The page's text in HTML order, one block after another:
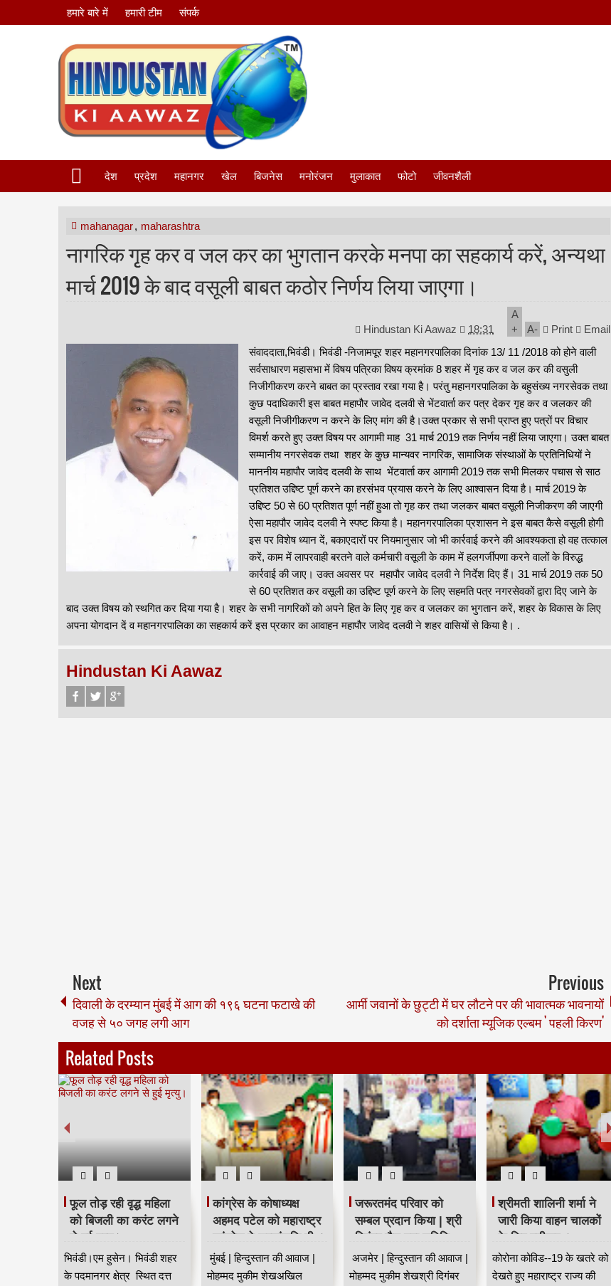
हमारे बारे में हमारी टीम संपर्क
देश प्रदेश महानगर खेल बिजनेस मनोरंजन मुलाकात फोटो जीवनशैली
mahanagar, maharashtra
नागरिक गृृह कर व जल कर का भुगतान करके मनपा का सहकार्य करें, अन्यथा
मार्च 2019 के बाद वसूली बाबत कठोर निर्णय लिया जाएगा।
Hindustan Ki Aawaz 18:31
A
+
A- Print
Email
संवाददाता,भिवंडी। भिवंडी -निजामपूर शहर महानगरपालिका दिनांक 13/ 11 /2018 को होने वाली
सर्वसाधारण महासभा में विषय पत्रिका विषय क्रमांक 8 शहर में गृह कर व जल कर की वसुली
निजीगीकरण करने बाबत का प्रस्ताव रखा गया है। परंतु महानगरपालिका के बहुसंख्य नगरसेवक तथा
कुछ पदाधिकारी इस बाबत महापौर जावेद दलवी से भेंटवार्ता कर पत्र देकर गृह कर व जलकर की
वसूली निजीगीकरण न करने के लिए मांग की है।उक्त प्रकार से सभी प्राप्त हुए पत्रों पर विचार
विमर्श करते हुए उक्त विषय पर आगामी माह 31 मार्च 2019 तक निर्णय नहीं लिया जाएगा। उक्त बाबत
सम्मानीय नगरसेवक तथा शहर के कुछ मान्यवर नागरिक, सामाजिक संस्थाओं के प्रतिनिधियों ने
माननीय महापौर जावेद दलवी के साथ भेंटवार्ता कर आगामी 2019 तक सभी मिलकर पचास से साठ
प्रतिशत उद्दिष्ट पूर्ण करने का हरसंभव प्रयास करने के लिए आश्वासन दिया है। मार्च 2019 के
उद्दिष्ट 50 से 60 प्रतिशत पूर्ण नहीं हुआ तो गृह कर तथा जलकर बाबत वसूली निजीकरण की जाएगी
ऐसा महापौर जावेद दलवी ने स्पष्ट किया है। महानगरपालिका प्रशासन ने इस बाबत कैसे वसूली होगी
इस पर विशेष ध्यान दें, बकाएदारों पर नियमानुसार जो भी कार्रवाई करने की आवश्यकता हो वह तत्काल
करें, काम में लापरवाही बरतने वाले कर्मचारी वसूली के काम में हलगर्जीपणा करने वालों के विरुद्ध
कार्रवाई की जाए। उक्त अवसर पर महापौर जावेद दलवी ने निर्देश दिए हैं। 31 मार्च 2019 तक 50
से 60 प्रतिशत कर वसूली का उद्दिष्ट पूर्ण करने के लिए सहमति पत्र नगरसेवकों द्वारा दिए जाने के
बाद उक्त विषय को स्थगित कर दिया गया है। शहर के सभी नागरिकों को अपने हित के लिए गृह कर व जलकर का भुगतान करें, शहर के विकास के लिए
अपना योगदान दें व महानगरपालिका का सहकार्य करें इस प्रकार का आवाहन महापौर जावेद दलवी ने शहर वासियों से किया है। .
Hindustan Ki Aawaz
Next
दिवाली के दरम्यान मुंबई में आग की १९६ घटना फटाखे की
वजह से ५० जगह लगी आग
Previous
आर्मी जवानों के छुट्टी में घर लौटने पर की भावात्मक भावनायों
को दर्शाता म्यूजिक एल्बम ' पहली किरण'
Related Posts
फूल तोड़ रही वृद्ध महिला
को बिजली का करंट लगने
से हुई मृत्यु।
भिवंडी।एम हुसेन। भिवंडी शहर
के पदमानगर क्षेत्र स्थित दत्त
कांग्रेस के कोषाध्यक्ष
अहमद पटेल को महाराष्ट्र
कांग्रेस ने श्रद्धांजलि दी ।
मुंबई | हिन्दुस्तान की आवाज |
मोहम्मद मुकीम शेखअखिल
जरूरतमंद परिवार को
सम्बल प्रदान किया | श्री
दिगंबर जैन महा समिति
अजमेर द्वारा किए जा रहे है
सामाजिक सरोकार के कार्य
अजमेर | हिन्दुस्तान की आवाज |
मोहम्मद मुकीम शेखश्री दिगंबर
श्रीमती शालिनी शर्मा ने
जारी किया वाहन चालकों
के लिए स्टीकर ।
कोरोना कोविड--19 के खतरे को
देखते हुए महाराष्ट्र राज्य की